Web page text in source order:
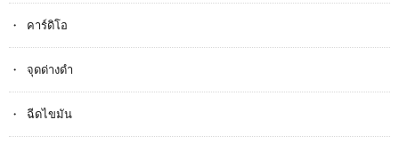
คาร์ดิโอ
จุดด่างดำ
ฉีดไขมัน